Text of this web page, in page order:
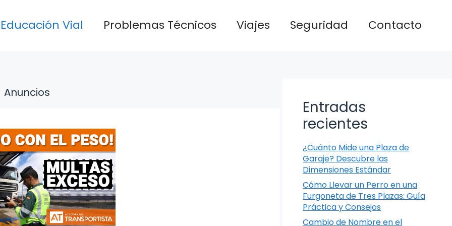
Educación Vial Problemas Técnicos Viajes Seguridad Contacto
Anuncios
Entradas
recientes
¿Cuánto Mide una Plaza de
Garaje? Descubre las
Dimensiones Estándar
Cómo Llevar un Perro en una
Furgoneta de Tres Plazas: Guía
Práctica y Consejos
Cambio de Nombre en el